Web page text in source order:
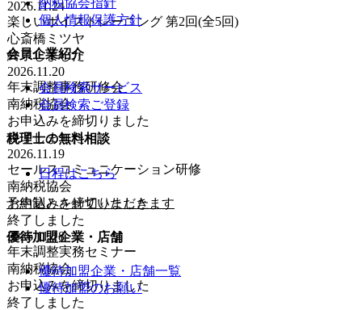
2026.11.24
楽しいボイストレーニング 第2回(全5回)
心斎橋ミツヤ
終了しました
2026.11.20
年末調整事務研修会
南納税協会
お申込みを締切りました
終了しました
2026.11.19
セールスコミュニケーション研修
南納税協会
お申込みを締切りました
終了しました
2026.11.18
年末調整実務セミナー
南納税協会
お申込みを締切りました
終了しました
個人情報保護方針
会員企業紹介
会員検索サービス
会員検索ご登録
税理士の無料相談
日程はこちら
予約制とさせていただきます
優待加盟企業・店舗
優待加盟企業・店舗一覧
優待加盟のお願い